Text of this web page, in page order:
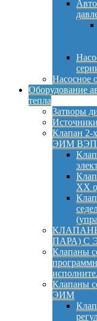
Насосное
Оборудование
тепла
Затворы
Клапан 2-
ЭИМ ВЭП
ХХ
ПАРА) С
Клапаны
Клапаны
ЭИМ